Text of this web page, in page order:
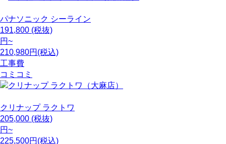
パナソニック シーライン
191,800 (税抜)
円~
210,980円(税込)
工事費
コミコミ
クリナップ ラクトワ
205,000 (税抜)
円~
225,500円(税込)